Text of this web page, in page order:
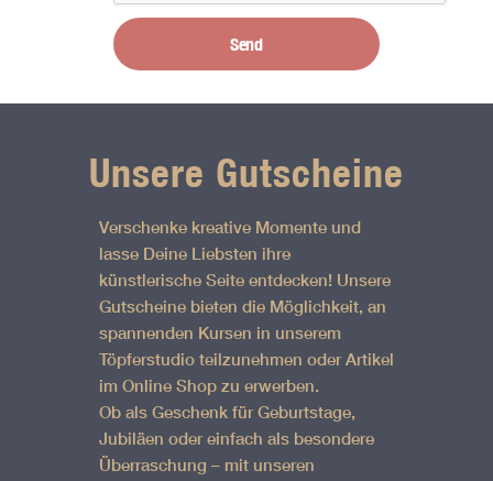
Send
Unsere Gutscheine
Verschenke kreative Momente und
lasse Deine Liebsten ihre
künstlerische Seite entdecken! Unsere
Gutscheine bieten die Möglichkeit, an
spannenden Kursen in unserem
Töpferstudio teilzunehmen oder Artikel
im Online Shop zu erwerben.
Ob als Geschenk für Geburtstage,
Jubiläen oder einfach als besondere
Überraschung – mit unseren